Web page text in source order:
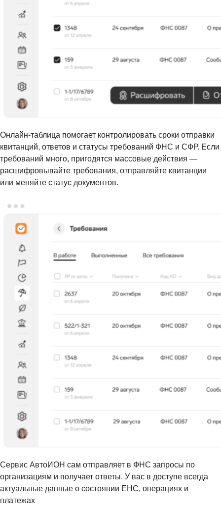
Онлайн-таблица помогает контролировать сроки отправки
квитанций, ответов и статусы требований ФНС и СФР. Если
требований много, пригодятся массовые действия —
расшифровывайте требования, отправляйте квитанции
или меняйте статус документов.
Сервис АвтоИОН сам отправляет в ФНС запросы по
организациям и получает ответы. У вас в доступе всегда
актуальные данные о состоянии ЕНС, операциях и
платежах